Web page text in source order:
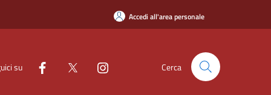
Accedi all'area personale
su Cerca